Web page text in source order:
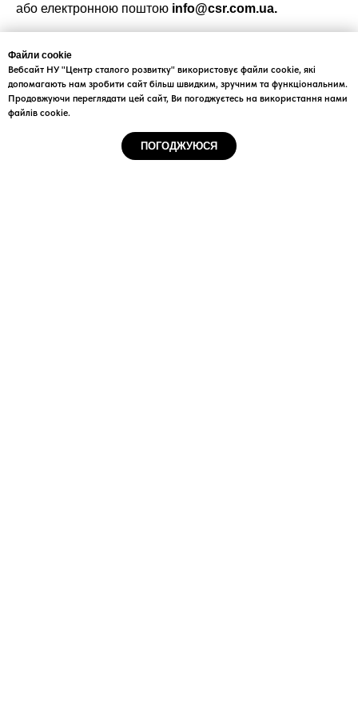
Файли cookie
Вебсайт НУ "Центр сталого розвитку" використовує файли cookie, які
допомагають нам зробити сайт більш швидким, зручним та функціональним.
Продовжуючи переглядати цей сайт, Ви погоджуєтесь на використання нами
файлів cookie.
ПОГОДЖУЮСЯ
або електронною поштою info@csr.com.ua.
+38(044)222-5889
+38(067)333-4556
info@csr.com.ua